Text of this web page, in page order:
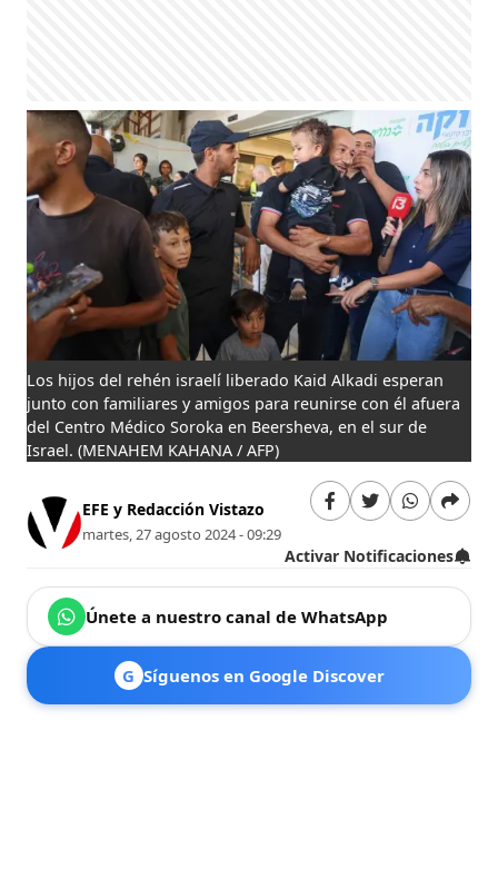
Los hijos del rehén israelí liberado Kaid Alkadi esperan
junto con familiares y amigos para reunirse con él afuera
del Centro Médico Soroka en Beersheva, en el sur de
Israel. (MENAHEM KAHANA / AFP)
EFE y Redacción Vistazo
martes, 27 agosto 2024 - 09:29
Activar Notificaciones
Únete a nuestro canal de WhatsApp
G Síguenos en Google Discover